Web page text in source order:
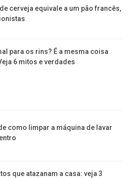
cerveja equivale a um pão francês,
para os rins? É a mesma coisa
6 mitos e verdades
como limpar a máquina de lavar
que atazanam a casa: veja 3